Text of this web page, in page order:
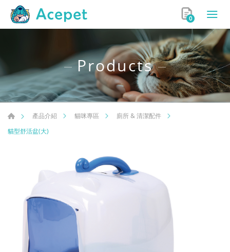
0
Products
產品介紹 貓咪專區
廁所 & 清潔配件
貓型舒活盆(大)